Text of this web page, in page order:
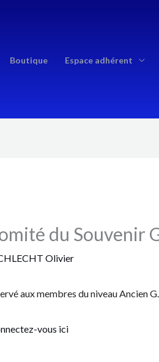
Boutique Espace adhérent
du Souvenir
Olivier
aux membres du niveau Ancien
vous ici